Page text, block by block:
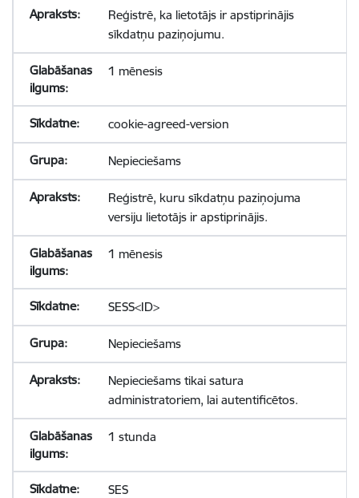
Reģistrē, ka lietotājs ir apstiprinājis
sīkdatņu paziņojumu.
1 mēnesis
cookie-agreed-version
Nepieciešams
Reģistrē, kuru sīkdatņu paziņojuma
versiju lietotājs ir apstiprinājis.
1 mēnesis
SESS<ID>
Nepieciešams
Nepieciešams tikai satura
administratoriem, lai autentificētos.
1 stunda
SES